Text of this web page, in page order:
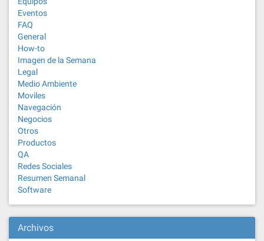
Eventos
FAQ
General
How-to
Imagen de la Semana
Legal
Medio Ambiente
Moviles
Navegación
Negocios
Otros
Productos
QA
Redes Sociales
Resumen Semanal
Software
Archivos